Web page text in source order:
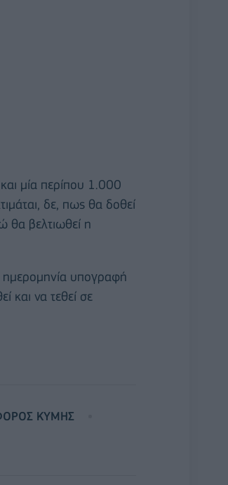
μία περίπου 1.000
δε, πως θα δοθεί
θα βελτιωθεί η
ημερομηνία υπογραφή
και να τεθεί σε
ΚΥΜΗΣ